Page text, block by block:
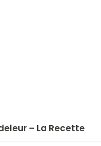
– La Recette